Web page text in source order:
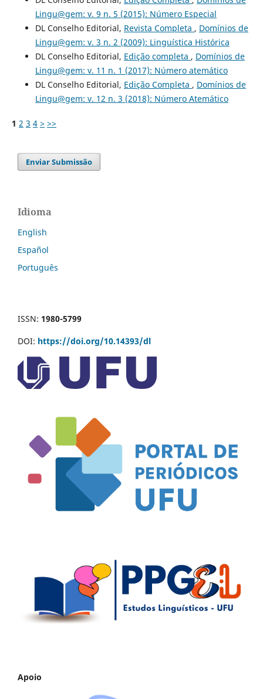
Lingu@gem: v. 9 n. 5 (2015): Número Especial
DL Conselho Editorial, Revista Completa , Domínios de
Lingu@gem: v. 3 n. 2 (2009): Linguística Histórica
DL Conselho Editorial, Edição completa , Domínios de
Lingu@gem: v. 11 n. 1 (2017): Número atemático
DL Conselho Editorial, Edição Completa , Domínios de
Lingu@gem: v. 12 n. 3 (2018): Número Atemático
1 2 3 4 > >>
Enviar Submissão
Idioma
English
Español
Português
ISSN: 1980-5799
DOI: https://doi.org/10.14393/dl
Apoio